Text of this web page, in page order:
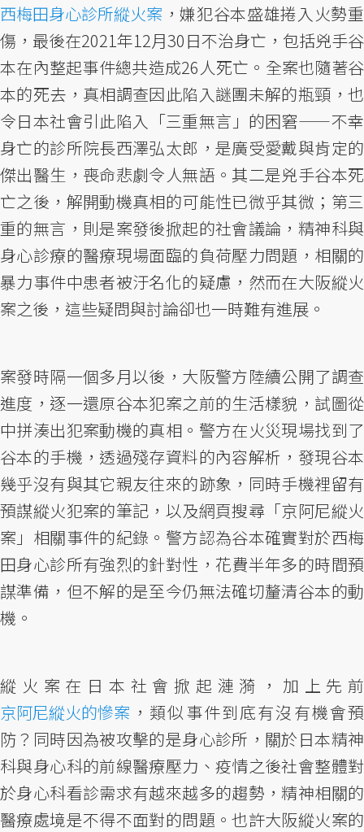
西梅田身心診所縱火案 ，嫌犯谷本盛雄捲入火勢重
傷，最後在2021年12月30日不治身亡，包括兇手谷
本在內整起事件總共造成26人死亡。全案也隨著谷
本的死去，真相調查因此陷入謎團未解的瓶頸，也
令日本社會引此陷入「三重無言」的困窘——不幸
身亡的診所院長西澤弘太郎，是廣受愛戴與肯定的
傑出醫生，喪命悲劇令人無語。其二是兇手谷本死
亡之後，解開動機真相的可能性已微乎其微；第三
重的無言，則是案發後掀起的社會議論，精神科與
身心診療的醫療現場面臨的負荷壓力問題，相關的
暴力事件中患者被汙名化的疑慮，然而在大阪縱火
案之後，這些疑問與討論卻也一時難有進展。
案發時隔一個多月以後，大阪警方陸續公開了調查
進度，逐一還原谷本犯案之前的生活樣貌，試圖從
中拼湊出犯案動機的真相。警方在火災現場找到了
谷本的手機，透過殘存資料的內容解析，發現谷本
幾乎沒有與其它親友往來的跡象，同時手機裡留有
預謀縱火犯案的筆記，以及網頁搜尋「京阿尼縱火
案」相關事件的紀錄。警方認為谷本確實對於西梅
田身心診所有強烈的針對性，花費半年多的時間預
謀準備，但不解的是至今仍無法確切釐清谷本的動
機。
縱火案在日本社會掀起漣漪，加上先前
京阿尼縱火的慘案 ，類似事件到底有沒有機會預
防？同時因為被攻擊的是身心診所，關於日本精神
科與身心科的前線醫療壓力、疫情之後社會整體對
於身心科看診需求有越來越多的趨勢，精神相關的
醫療處境是不得不面對的問題。也許大阪縱火案的